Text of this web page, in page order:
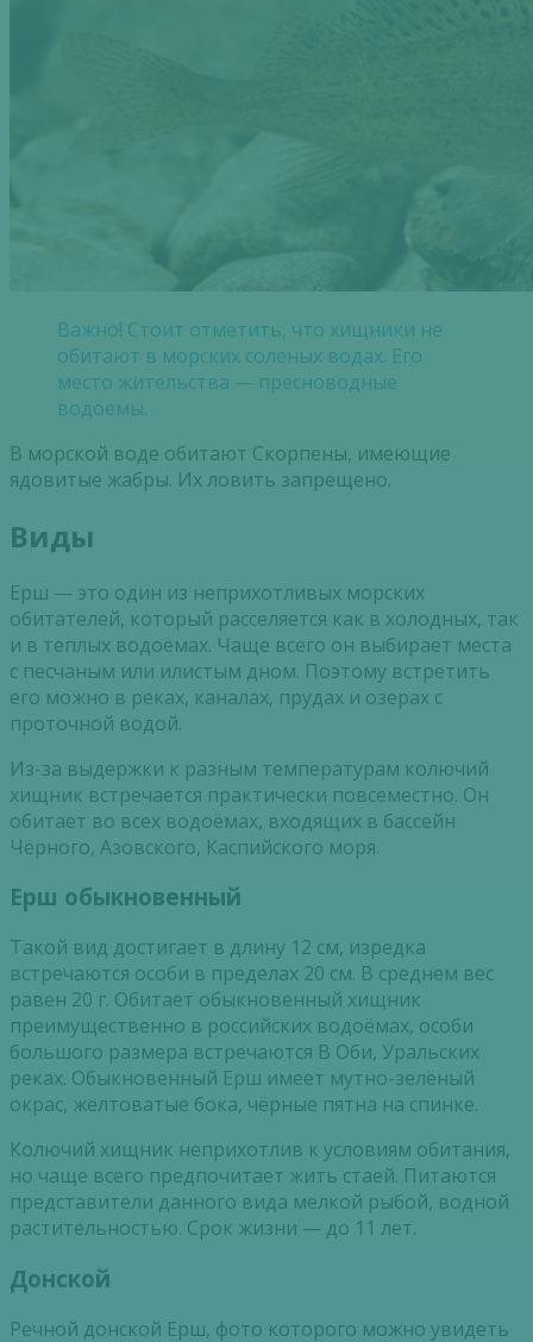
Важно! Стоит отметить, что хищники не
обитают в морских соленых водах. Его
место жительства — пресноводные
водоемы.
В морской воде обитают Скорпены, имеющие
ядовитые жабры. Их ловить запрещено.
Виды
Ерш — это один из неприхотливых морских
обитателей, который расселяется как в холодных, так
и в теплых водоёмах. Чаще всего он выбирает места
с песчаным или илистым дном. Поэтому встретить
его можно в реках, каналах, прудах и озерах с
проточной водой.
Из-за выдержки к разным температурам колючий
хищник встречается практически повсеместно. Он
обитает во всех водоёмах, входящих в бассейн
Чёрного, Азовского, Каспийского моря.
Ерш обыкновенный
Такой вид достигает в длину 12 см, изредка
встречаются особи в пределах 20 см. В среднем вес
равен 20 г. Обитает обыкновенный хищник
преимущественно в российских водоёмах, особи
большого размера встречаются В Оби, Уральских
реках. Обыкновенный Ерш имеет мутно-зелёный
окрас, желтоватые бока, чёрные пятна на спинке.
Колючий хищник неприхотлив к условиям обитания,
но чаще всего предпочитает жить стаей. Питаются
представители данного вида мелкой рыбой, водной
растительностью. Срок жизни — до 11 лет.
Донской
Речной донской Ерш, фото которого можно увидеть